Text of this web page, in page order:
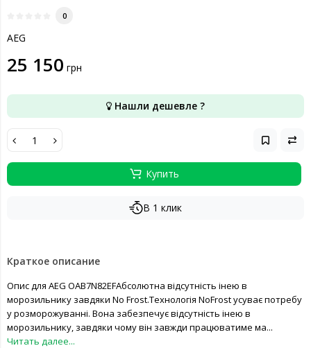
0
AEG
25 150 грн
Нашли дешевле ?
Купить
В 1 клик
Краткое описание
Опис для AEG OAB7N82EFАбсолютна відсутність інею в
морозильнику завдяки No Frost.Технологія NoFrost усуває потребу
у розморожуванні. Вона забезпечує відсутність інею в
морозильнику, завдяки чому він завжди працюватиме ма...
Читать далее...